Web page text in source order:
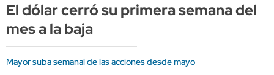
El dólar cerró su primera semana del
mes a la baja
Mayor suba semanal de las acciones desde mayo